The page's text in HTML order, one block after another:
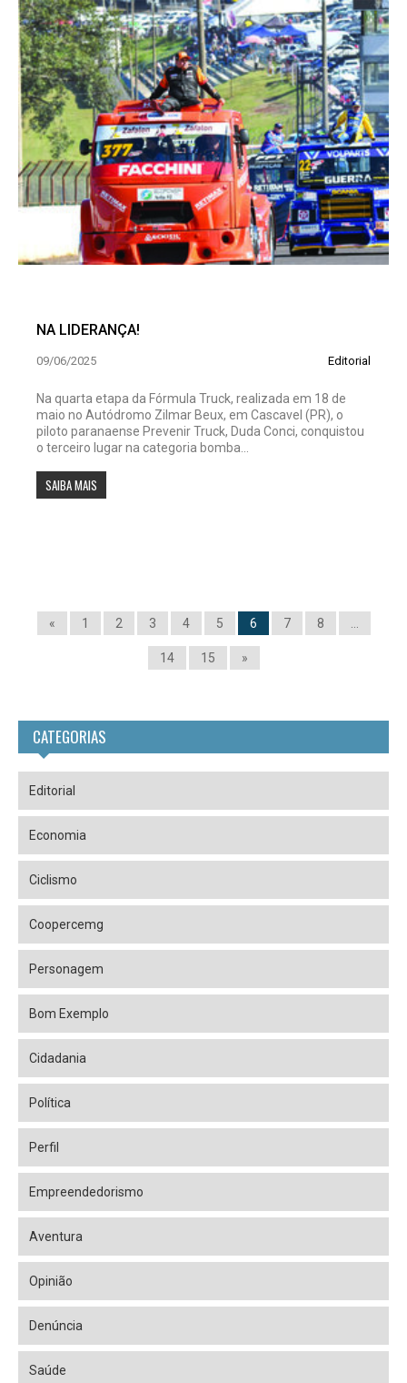
NA LIDERANÇA!
09/06/2025 Editorial
Na quarta etapa da Fórmula Truck, realizada em 18 de
maio no Autódromo Zilmar Beux, em Cascavel (PR), o
piloto paranaense Prevenir Truck, Duda Conci, conquistou
o terceiro lugar na categoria bomba...
SAIBA MAIS
« 1 2 3 4 5 6 7 8
14 15 »
CATEGORIAS
Editorial
Economia
Ciclismo
Coopercemg
Personagem
Bom Exemplo
Cidadania
Política
Perfil
Empreendedorismo
Aventura
Opinião
Denúncia
Saúde